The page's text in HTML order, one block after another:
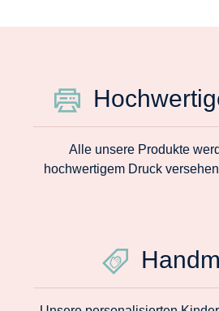
Alle unsere Produkte
hochwertigem Druck